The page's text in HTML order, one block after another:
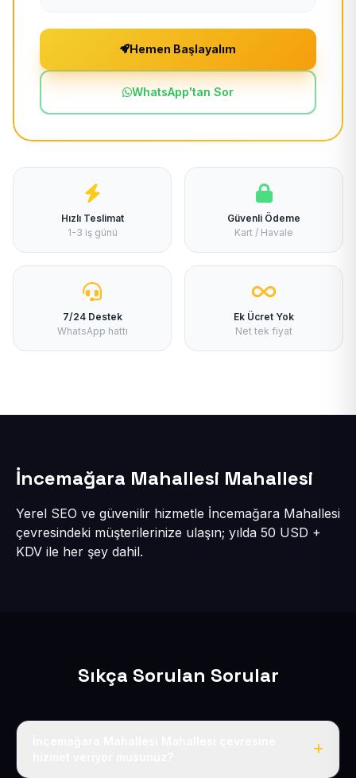
Hemen Başlayalım
WhatsApp'tan Sor
Hızlı Teslimat
1-3 iş günü
Güvenli Ödeme
Kart / Havale
7/24 Destek
WhatsApp hattı
Ek Ücret Yok
Net tek fiyat
İncemağara Mahallesi Mahallesi
Yerel SEO ve güvenilir hizmetle İncemağara Mahallesi
çevresindeki müşterilerinize ulaşın; yılda 50 USD +
KDV ile her şey dahil.
Sıkça Sorulan Sorular